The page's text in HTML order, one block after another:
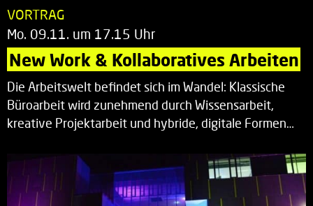
VORTRAG
Mo. 09.11. um 17.15 Uhr
New Work & Kollaboratives Arbeiten
Die Arbeitswelt befindet sich im Wandel: Klassische
Büroarbeit wird zunehmend durch Wissensarbeit,
kreative Projektarbeit und hybride, digitale Formen…